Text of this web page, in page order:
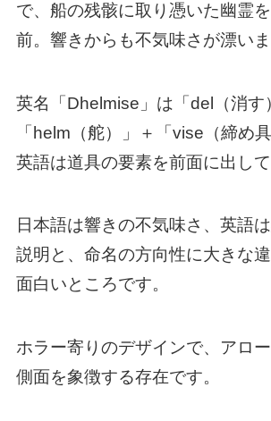
で、船の残骸に取り憑いた幽霊
前。響きからも不気味さが漂いま
英名「Dhelmise」は「del（消す
「helm（舵）」＋「vise（締め
英語は道具の要素を前面に出して
日本語は響きの不気味さ、英語
説明と、命名の方向性に大きな
面白いところです。
ホラー寄りのデザインで、アロ
側面を象徴する存在です。